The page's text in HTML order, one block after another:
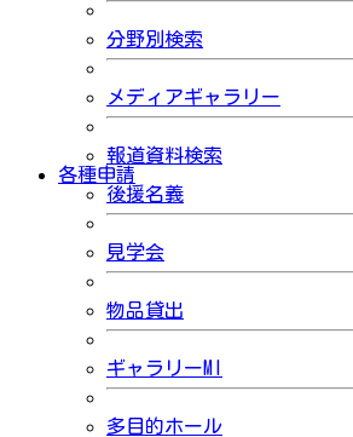
分野別検索
メディアギャラリー
報道資料検索
各種申請
後援名義
見学会
物品貸出
ギャラリーMI
多目的ホール